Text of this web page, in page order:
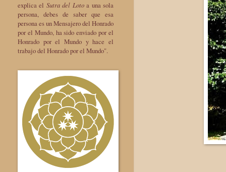
explica el Sutra del Lotoa una sola
persona, debes de saber que esa
persona es un Mensajero del Honrado
por el Mundo, ha sido enviado por el
Honrado por el Mundo y hace el
trabajo del Honrado por el Mundo".